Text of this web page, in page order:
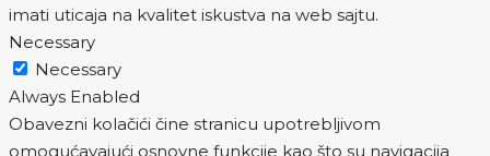
imati uticaja na kvalitet iskustva na web sajtu.
Necessary
Necessary
Always Enabled
Obavezni kolačići čine stranicu upotrebljivom
omogućavajući osnovne funkcije kao što su navigacija